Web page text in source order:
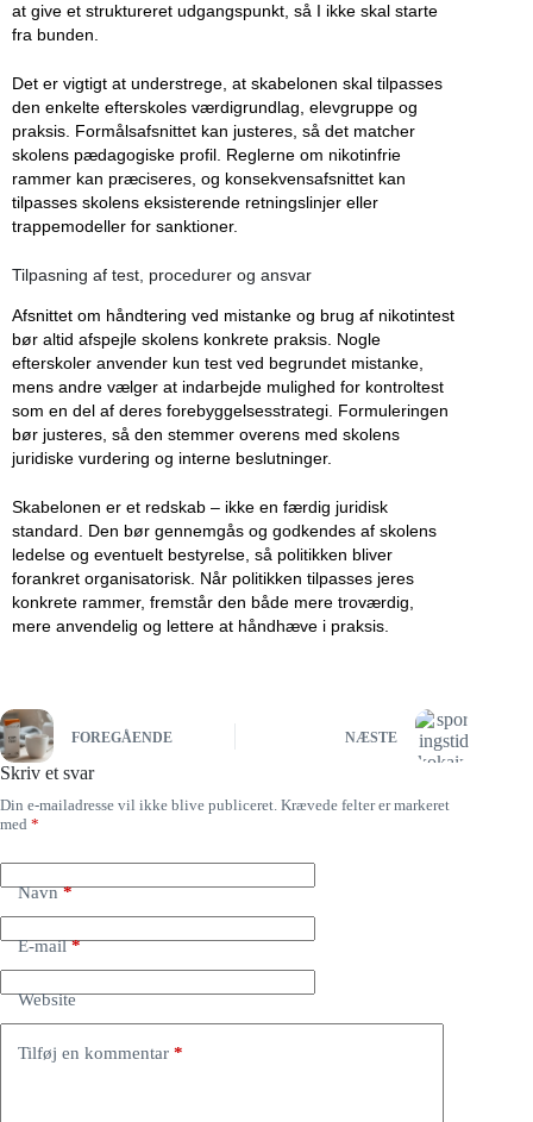
at give et struktureret udgangspunkt, så I ikke skal starte
fra bunden.
Det er vigtigt at understrege, at skabelonen skal tilpasses
den enkelte efterskoles værdigrundlag, elevgruppe og
praksis. Formålsafsnittet kan justeres, så det matcher
skolens pædagogiske profil. Reglerne om nikotinfrie
rammer kan præciseres, og konsekvensafsnittet kan
tilpasses skolens eksisterende retningslinjer eller
trappemodeller for sanktioner.
Tilpasning af test, procedurer og ansvar
Afsnittet om håndtering ved mistanke og brug af nikotintest
bør altid afspejle skolens konkrete praksis. Nogle
efterskoler anvender kun test ved begrundet mistanke,
mens andre vælger at indarbejde mulighed for kontroltest
som en del af deres forebyggelsesstrategi. Formuleringen
bør justeres, så den stemmer overens med skolens
juridiske vurdering og interne beslutninger.
Skabelonen er et redskab – ikke en færdig juridisk
standard. Den bør gennemgås og godkendes af skolens
ledelse og eventuelt bestyrelse, så politikken bliver
forankret organisatorisk. Når politikken tilpasses jeres
konkrete rammer, fremstår den både mere troværdig,
mere anvendelig og lettere at håndhæve i praksis.
FOREGÅENDE NÆSTE
Skriv et svar
Din e-mailadresse vil ikke blive publiceret. Krævede felter er markeret
med *
Navn*
E-mail*
Website
Tilføj en kommentar *